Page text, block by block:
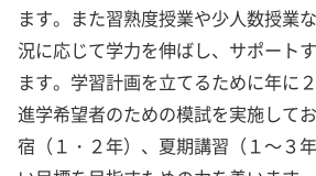
ます。また習熟度授業や少人数授業
況に応じて学力を伸ばし、サポート
ます。学習計画を立てるために年に
進学希望者のための模試を実施して
宿（１・２年）、夏期講習（１～３